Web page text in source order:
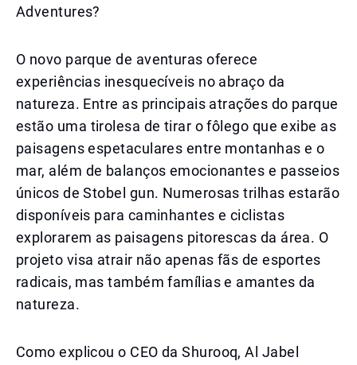
Adventures?
O novo parque de aventuras oferece
experiências inesquecíveis no abraço da
natureza. Entre as principais atrações do parque
estão uma tirolesa de tirar o fôlego que exibe as
paisagens espetaculares entre montanhas e o
mar, além de balanços emocionantes e passeios
únicos de Stobel gun. Numerosas trilhas estarão
disponíveis para caminhantes e ciclistas
explorarem as paisagens pitorescas da área. O
projeto visa atrair não apenas fãs de esportes
radicais, mas também famílias e amantes da
natureza.
Como explicou o CEO da Shurooq, Al Jabel